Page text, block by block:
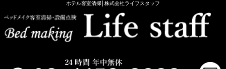
ホテル客室清掃│株式会社ライフスタッフ